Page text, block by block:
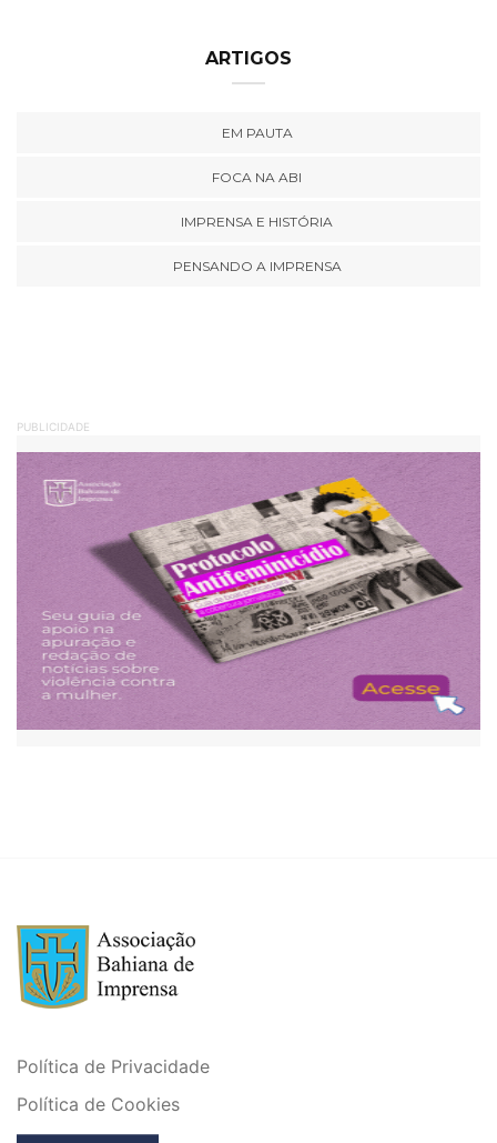
ARTIGOS
EM PAUTA
FOCA NA ABI
IMPRENSA E HISTÓRIA
PENSANDO A IMPRENSA
PUBLICIDADE
Política de Privacidade
Política de Cookies